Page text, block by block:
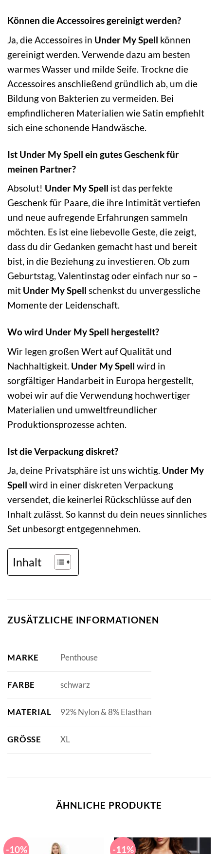
Können die Accessoires gereinigt werden?
Ja, die Accessoires in Under My Spell können
gereinigt werden. Verwende dazu am besten
warmes Wasser und milde Seife. Trockne die
Accessoires anschließend gründlich ab, um die
Bildung von Bakterien zu vermeiden. Bei
empfindlicheren Materialien wie Satin empfiehlt
sich eine schonende Handwäsche.
Ist Under My Spell ein gutes Geschenk für
meinen Partner?
Absolut! Under My Spell ist das perfekte
Geschenk für Paare, die ihre Intimität vertiefen
und neue aufregende Erfahrungen sammeln
möchten. Es ist eine liebevolle Geste, die zeigt,
dass du dir Gedanken gemacht hast und bereit
bist, in die Beziehung zu investieren. Ob zum
Geburtstag, Valentinstag oder einfach nur so –
mit Under My Spell schenkst du unvergessliche
Momente der Leidenschaft.
Wo wird Under My Spell hergestellt?
Wir legen großen Wert auf Qualität und
Nachhaltigkeit. Under My Spell wird in
sorgfältiger Handarbeit in Europa hergestellt,
wobei wir auf die Verwendung hochwertiger
Materialien und umweltfreundlicher
Produktionsprozesse achten.
Ist die Verpackung diskret?
Ja, deine Privatsphäre ist uns wichtig. Under My
Spell wird in einer diskreten Verpackung
versendet, die keinerlei Rückschlüsse auf den
Inhalt zulässt. So kannst du dein neues sinnliches
Set unbesorgt entgegennehmen.
Inhalt
ZUSÄTZLICHE INFORMATIONEN
MARKE Penthouse
FARBE schwarz
MATERIAL 92% Nylon & 8% Elasthan
GRÖSSE XL
ÄHNLICHE PRODUKTE
-10% -11%